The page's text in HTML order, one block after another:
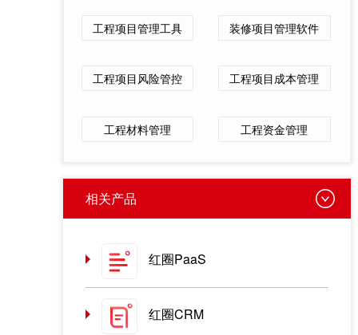
工程项目管理工具 装修项目管理软件
工程项目风险管控 工程项目成本管理
工程材料管理 工程资金管理
相关产品
红圈PaaS
红圈CRM